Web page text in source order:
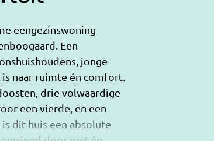
eengezinswoning
Een
jonge
naar ruimte én comfort.
drie volwaardige
een vierde, en een
dit huis een absolute